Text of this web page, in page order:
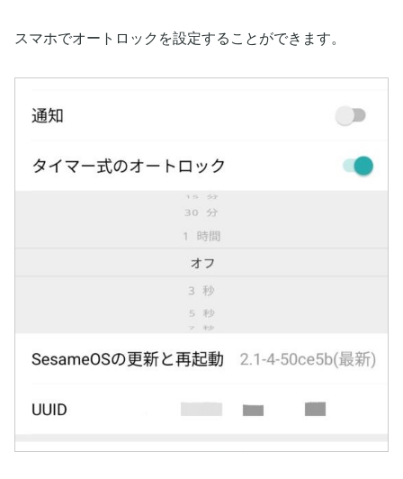
スマホでオートロックを設定することができます。